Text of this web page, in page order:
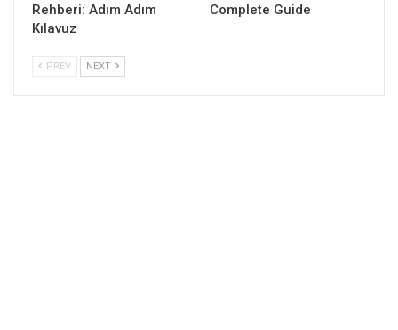
Rehberi: Adım Adım
Kılavuz
Complete Guide
PREV NEXT